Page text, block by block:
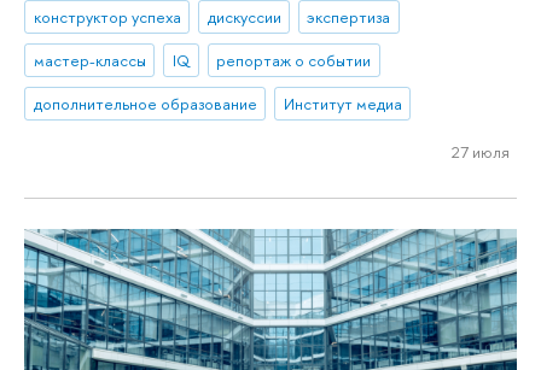
конструктор успеха
дискуссии
экспертиза
мастер-классы
IQ
репортаж о событии
дополнительное образование
Институт медиа
27 июля